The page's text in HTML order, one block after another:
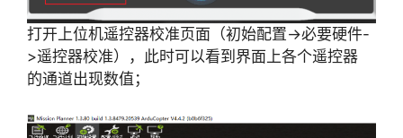
打开上位机遥控器校准页面（初始配置->必要硬件-
>遥控器校准），此时可以看到界面上各个遥控器
的通道出现数值；